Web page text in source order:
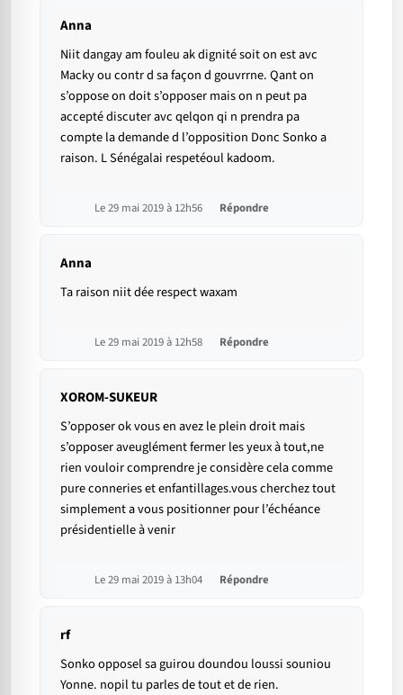
Anna
Niit dangay am fouleu ak dignité soit on est avc
Macky ou contr d sa façon d gouvrrne. Qant on
s’oppose on doit s’opposer mais on n peut pa
accepté discuter avc qelqon qi n prendra pa
compte la demande d l’opposition Donc Sonko a
raison. L Sénégalai respetéoul kadoom.
Le 29 mai 2019 à 12h56 Répondre
Anna
Ta raison niit dée respect waxam
Le 29 mai 2019 à 12h58 Répondre
XOROM-SUKEUR
S’opposer ok vous en avez le plein droit mais
s’opposer aveuglément fermer les yeux à tout,ne
rien vouloir comprendre je considère cela comme
pure conneries et enfantillages.vous cherchez tout
simplement a vous positionner pour l’échéance
présidentielle à venir
Le 29 mai 2019 à 13h04 Répondre
rf
Sonko opposel sa guirou doundou loussi souniou
Yonne. nopil tu parles de tout et de rien.